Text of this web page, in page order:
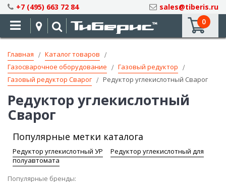
Skip
to
Content
+7 (495) 663 72 84
sales@tiberis.ru
0
Главная
Каталог товаров
Газосварочное оборудование
Газовый редуктор
Газовый редуктор Сварог
Редуктор углекислотный Сварог
Редуктор углекислотный
Сварог
Популярные метки каталога
Редуктор углекислотный УР
Редуктор углекислотный для
полуавтомата
Популярные бренды: